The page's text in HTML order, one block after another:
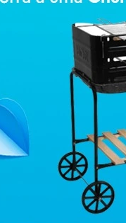
7 (sete) dias corridos
imediatamente
do consumidor; ou
o lançamento na
até 24 horas
dias corridos a
de Defesa do
até 7 (sete)
você deve entrar
ou número da nota-
ela será analisada e